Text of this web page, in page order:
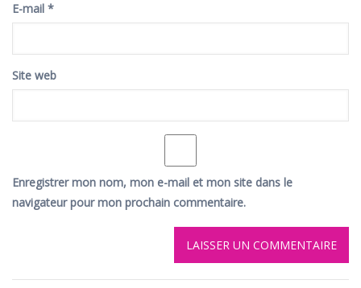
E-mail *
Site web
Enregistrer mon nom, mon e-mail et mon site dans le
navigateur pour mon prochain commentaire.